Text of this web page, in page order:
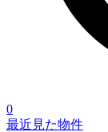
0
最近見た物件